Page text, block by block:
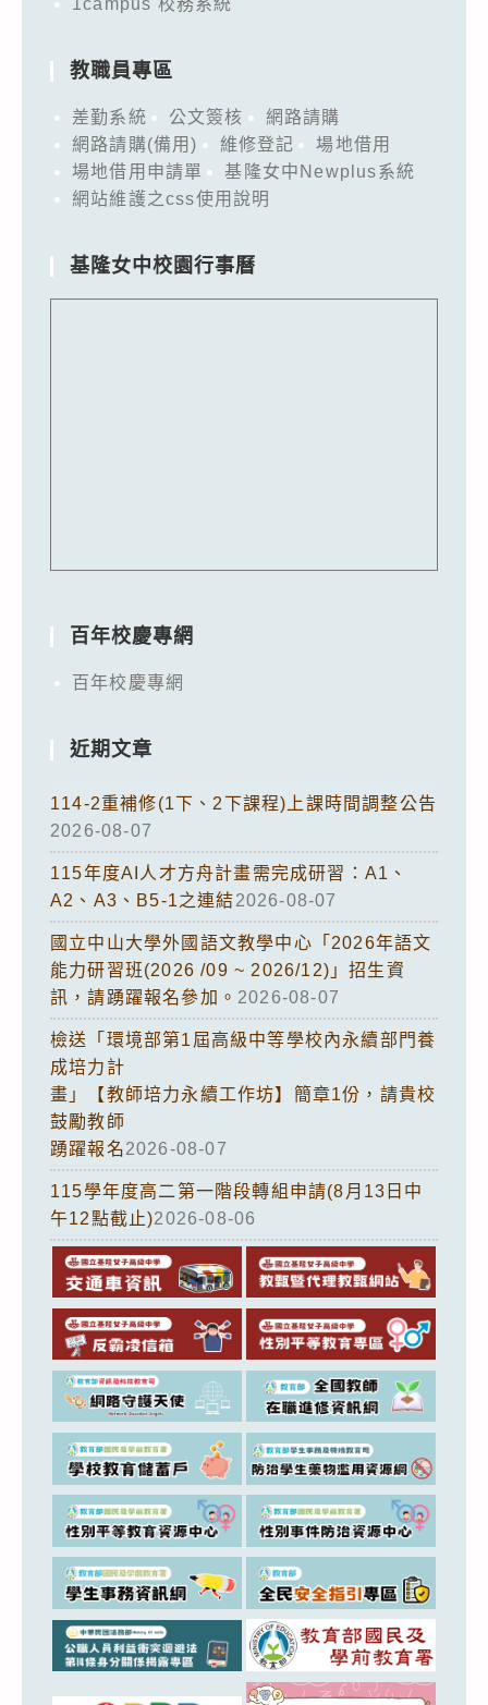
教職員專區
差勤系統 公文簽核
網路請購
網路請購(備用)
維修登記
場地借用
場地借用申請單
基隆女中Newplus系統
網站維護之css使用說明
基隆女中校園行事曆
百年校慶專網
百年校慶專網
近期文章
114-2重補修(1下、2下課程)上課時間調整公告
2026-08-07
115年度AI人才方舟計畫需完成研習：A1、
A2、A3、B5-1之連結2026-08-07
國立中山大學外國語文教學中心「2026年語文
能力研習班(2026 /09 ~ 2026/12)」招生資
訊，請踴躍報名參加。 2026-08-07
檢送「環境部第1屆高級中等學校內永續部門養
成培力計
畫」【教師培力永續工作坊】簡章1份，請貴校
鼓勵教師
踴躍報名2026-08-07
115學年度高二第一階段轉組申請(8月13日中
午12點截止)2026-08-06